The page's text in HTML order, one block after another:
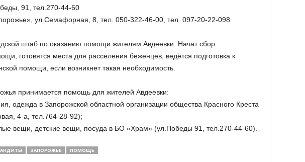
91, тел.270-44-60
ул.Семафорная, 8, тел. 050-322-46-00, тел. 097-20-22-098
штаб по оказанию помощи жителям Авдеевки. Начат сбор
готовятся места для расселения беженцев, ведётся подготовка к
помощи, если возникнет такая необходимость.
принимается помощь для жителей Авдеевки:
одежда в Запорожской областной организации общества Красного Креста
4-а, тел.764-28-92);
вещи, детские вещи, посуда в БО «Храм» (ул.Победы 91, тел.270-44-60).
ЗАПОРОЖЬЕ ПОМОЩЬ